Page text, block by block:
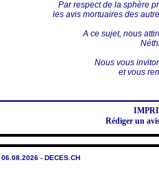
Par respect de la sphère
les avis mortuaires des
A ce sujet, nous
Nous vous
et vous
Rédiger un
06.08.2026 - DECES.CH